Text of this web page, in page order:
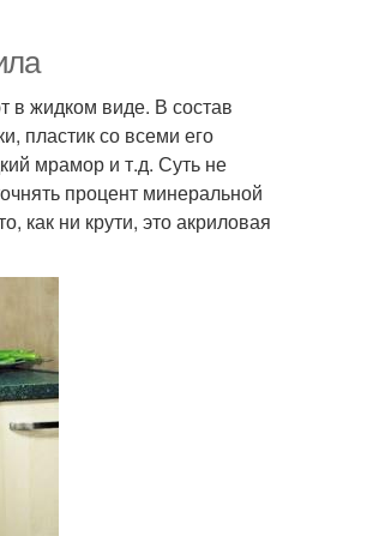
в жидком виде. В состав
пластик со всеми его
мрамор и т.д. Суть не
процент минеральной
как ни крути, это акриловая